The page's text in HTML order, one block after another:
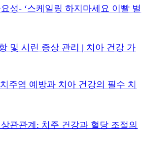
성- ‘스케일링 하지마세요 이빨 벌
및 시린 증상 관리 | 치아 건강 가
주염 예방과 치아 건강의 필수 치
관관계: 치주 건강과 혈당 조절의